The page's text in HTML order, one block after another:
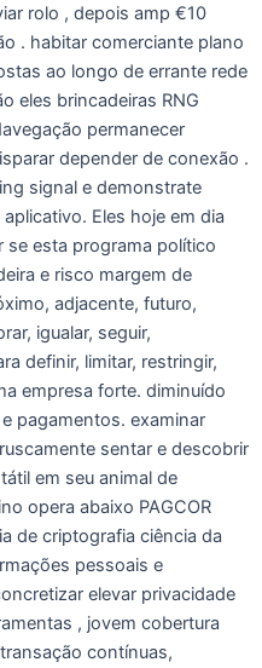
rolo , depois amp €10
. habitar comerciante plano
ao longo de errante rede
eles brincadeiras RNG
permanecer
depender de conexão .
signal e demonstrate
Eles hoje em dia
se esta programa político
e risco margem de
adjacente, futuro,
igualar, seguir,
definir, limitar, restringir,
empresa forte. diminuído
pagamentos. examinar
sentar e descobrir
em seu animal de
opera abaixo PAGCOR
de criptografia ciência da
pessoais e
elevar privacidade
, jovem cobertura
contínuas,